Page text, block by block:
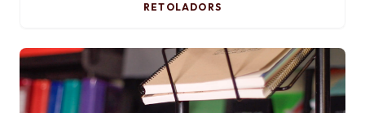
RETOLADORS